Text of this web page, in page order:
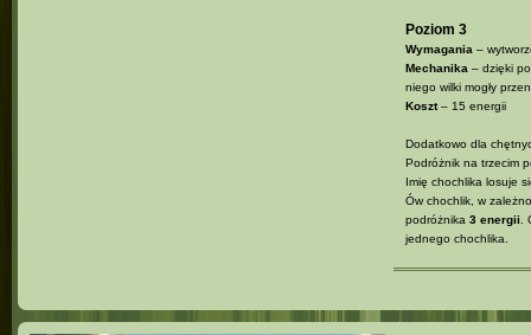
Poziom 3
Wymagania–
Mechanika– dzięki
niego wilki mogły
Koszt– 15 energii
Dodatkowo dla
Podróżnik na trzecim
Imię chochlika losuje
Ów chochlik, w
podróżnika 3 energii.
jednego chochlika.